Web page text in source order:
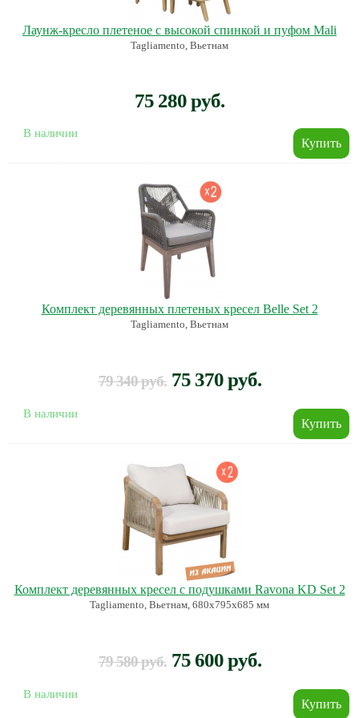
Лаунж-кресло плетеное с высокой спинкой и пуфом Mali
Tagliamento, Вьетнам
75 280 руб.
В наличии
Комплект деревянных плетеных кресел Belle Set 2
Tagliamento, Вьетнам
79 340 руб. 75 370 руб.
В наличии
Комплект деревянных кресел с подушками Ravona KD Set 2
Tagliamento, Вьетнам, 680х795х685 мм
79 580 руб. 75 600 руб.
В наличии